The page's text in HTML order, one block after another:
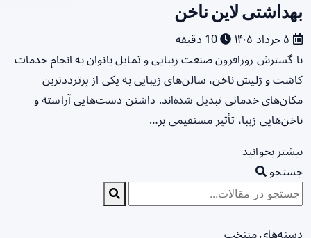
بهداشتی لاین ناخن
10 دقیقه
با گسترش روزافزون صنعت زیبایی و تمایل بانوان به انجام خدمات
کاشت و ژلیش ناخن، سالن‌های زیبایی به یکی از پرترددترین
مکان‌های خدماتی تبدیل شده‌اند. داشتن دست‌هایی آراسته و
ناخن‌هایی زیبا، تأثیر مستقیمی بر…
بیشتر بخوانید
جستجو
دسته‌های منتخب